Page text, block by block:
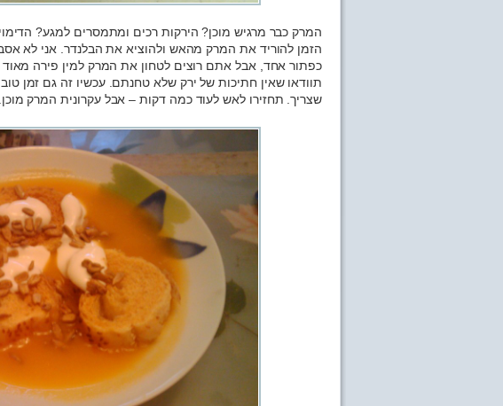
המרק כבר מרגיש מוכן? הירקות רכים ומתמסרים למגע?
הזמן להוריד את המרק מהאש ולהוציא את הבלנדר. אני לא
כפתור אחד, אבל אתם רוצים לטחון את המרק למין פירה מאוד
תוודאו שאין חתיכות של ירק שלא טחנתם. עכשיו זה גם זמן
שצריך. תחזירו לאש לעוד כמה דקות – אבל עקרונית המרק מוכן.